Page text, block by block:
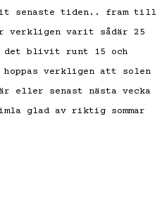
senaste tiden.. fram till
verkligen varit sådär 25
det blivit runt 15 och
verkligen att solen
eller senast nästa vecka
glad av riktig sommar